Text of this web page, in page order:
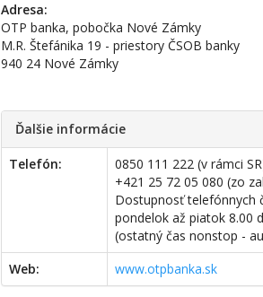
Adresa:
OTP banka, pobočka Nové Zámky
M.R. Štefánika 19 - priestory ČSOB banky
940 24 Nové Zámky
Ďalšie informácie
Telefón:
0850 111 222 (v rámci
+421 25 72 05 080 (zo
Dostupnosť telefónnych
pondelok až piatok 8.00
(ostatný čas nonstop -
Web:
www.otpbanka.sk